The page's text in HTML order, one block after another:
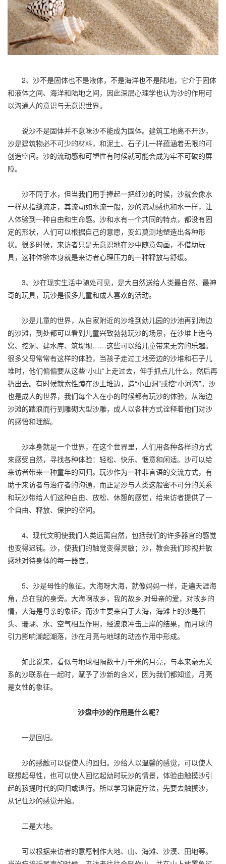
2、沙不是固体也不是液体，不是海洋也不是陆地，它介于固体
和液体之间、海洋和陆地之间，因此深层心理学也认为沙的作用可
以沟通人的意识与无意识世界。
说沙不是固体并不意味沙不能成为固体。建筑工地离不开沙，
沙是建筑物必不可少的材料，和泥土、石子儿一样蕴涵着无限的可
创造空间。沙的流动感和可塑性有时候就可能会成为牢不可破的屏
障。
沙不同于水，但当我们用手捧起一把细沙的时候，沙就会像水
一样从指缝流走，其流动如水流一般，沙的流动感也和水一样，让
人体验到一种自由和生命感。沙和水有一个共同的特点，都没有固
定的形状，人们可以根据自己的意愿，变幻莫测地塑造出各种形
状。很多时候，来访者只是无意识地在沙中随意勾画，不借助玩
具，这种体验本身就是来访者心理压力的一种释放与舒缓。
3、沙在现实生活中随处可见，是大自然送给人类最自然、最神
奇的玩具，玩沙是很多儿童和成人喜欢的活动。
沙是儿童的世界，从自家附近的沙堆到幼儿园的沙池再到海边
的沙滩，到处都可以看到儿童兴致勃勃玩沙的场景，在沙堆上造鸟
窝、挖洞、建水库、筑堤坝……这些可以给儿童带来无穷的乐趣。
很多父母常常有这样的体验，当孩子走过工地旁边的沙堆和石子儿
堆时，他们偏偏要从这些“小山”上走过去，伸手抓点儿什么，然后再
扔出去。有时候就索性蹲在沙土堆边，造“小山洞”或挖“小河沟”。沙
也是成人的世界，我们每个人在小的时候都有玩沙的体验，从海边
沙滩的踏浪而行到雕砌大型沙雕，成人以各种方式诠释着他们对沙
的感悟和理解。
沙本身就是一个世界，在这个世界里，人们用各种各样的方式
来感受自然，寻找各种体验：轻松、快乐、惬意和闲适。沙可以给
来访者带来一种童年的回归。玩沙作为一种非言语的交流方式，有
助于来访者与治疗者的沟通，而正是沙与人类这般密不可分的关系
和玩沙带给人们这种自由、放松、休憩的感觉，给来访者提供了一
个自由、释放、保护的空间。
4、现代文明使我们人类远离自然，包括我们的许多器官的感觉
也变得迟钝。沙，使我们的触觉变得灵敏；沙，教会我们珍视并敏
感地对待身体的每一器官。
5、沙是母性的象征。大海呀大海，就像妈妈一样，走遍天涯海
角，总在我的身旁。大海啊故乡，我的故乡,对母亲的爱，对故乡的
情，大海是母亲的象征。而沙主要来自于大海，海滩上的沙是石
头、珊瑚、水、空气相互作用，经波浪冲击上岸的结果，而月球的
引力影响潮起潮落，沙在月亮与地球的动态作用中形成。
如此说来，看似与地球相隔数十万千米的月亮，与本来毫无关
系的沙联系在一起时，赋予了沙新的含义，因为我们都知道，月亮
是女性的象征。
沙盘中沙的作用是什么呢？
一是回归。
沙的感触可以促使人的回归。沙给人以温馨的感觉，可以使人
联想起母性，也可以使人回忆起幼时玩沙的情景，体验由触摸沙引
起的孩提时代的回归或退行。所以学习箱庭疗法，先要去触摸沙，
从记住沙的感觉开始。
二是大地。
可以根据来访者的意愿制作大地、山、海滩、沙漠、田地等。